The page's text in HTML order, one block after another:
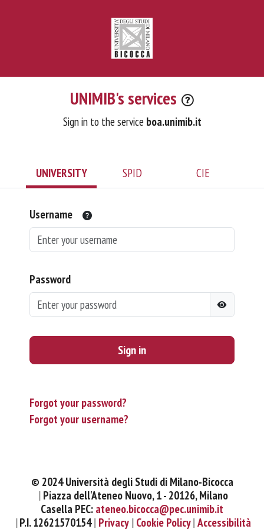
UNIMIB's services
Sign in to the service boa.unimib.it
UNIVERSITY SPID CIE
Username
Password
Sign in
Forgot your password?
Forgot your username?
© 2024 Università degli Studi di Milano-Bicocca
Piazza dell'Ateneo Nuovo, 1 - 20126, Milano
Casella PEC: ateneo.bicocca@pec.unimib.it
P.I. 12621570154 Privacy Cookie Policy Accessibilità